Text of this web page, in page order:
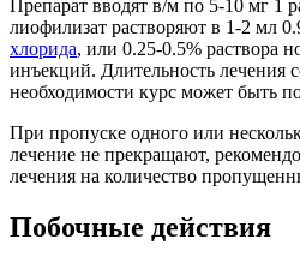
Препарат вводят в/м по 5-10 мг 1
лиофилизат растворяют в 1-2 мл
хлорида, или 0.25-0.5% раствора
инъекций. Длительность лечения
необходимости курс может быть
При пропуске одного или
лечение не прекращают,
лечения на количество
Побочные действия